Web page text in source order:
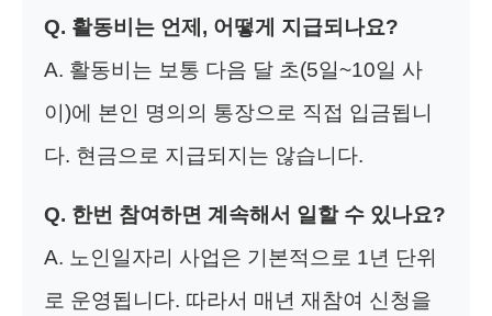
Q. 활동비는 언제, 어떻게 지급되나요?
A. 활동비는 보통 다음 달 초(5일~10일 사
이)에 본인 명의의 통장으로 직접 입금됩니
다. 현금으로 지급되지는 않습니다.
Q. 한번 참여하면 계속해서 일할 수 있나요?
A. 노인일자리 사업은 기본적으로 1년 단위
로 운영됩니다. 따라서 매년 재참여 신청을